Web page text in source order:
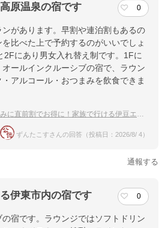
車で約15分（※無料送迎／予約制）【最
車で約90分
提供：楽天トラベル
原温泉の宿です 0
があります。早割や連泊割もあるの
比べた上で予約するのがいいでしょ
2Fにあり男女入れ替え制です。1Fに
ールインクルーシブの宿で、ラウン
アルコール・おつまみを飲食できま
直前割でお得に！家族で行ける伊豆エリアのおすすめ宿は？
ずんたこすさんの回答（投稿日：2026/8/ 4）
通報する
伊東市内の宿です 0
宿です。ラウンジではソフトドリン